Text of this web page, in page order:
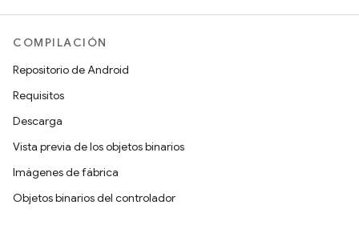
COMPILACIÓN
Repositorio de Android
Requisitos
Descarga
Vista previa de los objetos binarios
Imágenes de fábrica
Objetos binarios del controlador